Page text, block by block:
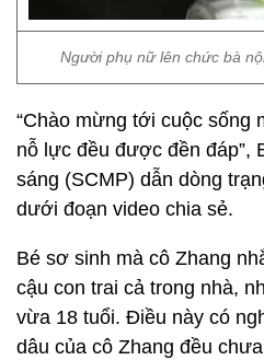
Người phụ nữ lên chức bà
“Chào mừng tới cuộc sống
nỗ lực đều được đền đáp”,
sáng (SCMP) dẫn dòng
dưới đoạn video chia sẻ.
Bé sơ sinh mà cô Zhang
cậu con trai cả trong nhà,
vừa 18 tuổi. Điều này có
dâu của cô Zhang đều